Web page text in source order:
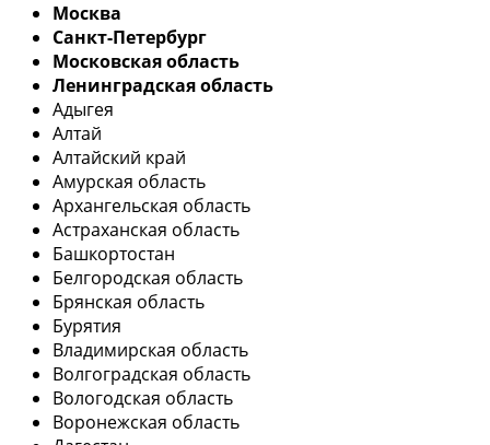
Москва
Санкт-Петербург
Московская область
Ленинградская область
Адыгея
Алтай
Алтайский край
Амурская область
Архангельская область
Астраханская область
Башкортостан
Белгородская область
Брянская область
Бурятия
Владимирская область
Волгоградская область
Вологодская область
Воронежская область